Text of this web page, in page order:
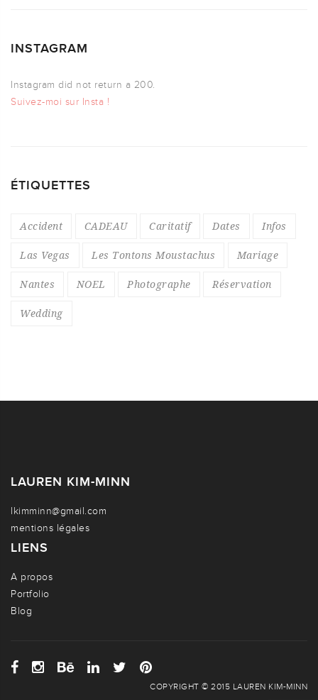
INSTAGRAM
Instagram did not return a 200.
Suivez-moi sur Insta !
ÉTIQUETTES
Accident CADEAU Caritatif Dates Infos
Las Vegas Les Tontons Moustachus Mariage
Nantes NOEL Photographe Réservation
Wedding
LAUREN KIM-MINN
lkimminn@gmail.com
mentions légales
LIENS
A propos
Portfolio
Blog
COPYRIGHT © 2015 LAUREN KIM-MINN